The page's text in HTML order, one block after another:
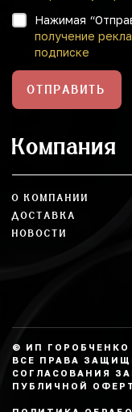
Нажимая
получение
подписке
ОТПРАВИТЬ
Компания
О КОМПАНИИ
ДОСТАВКА
НОВОСТИ
© ИП ГОРОБЧЕНКО
ВСЕ ПРАВА
СОГЛАСОВАНИЯ
ПУБЛИЧНОЙ